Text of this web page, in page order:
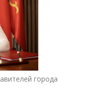
города